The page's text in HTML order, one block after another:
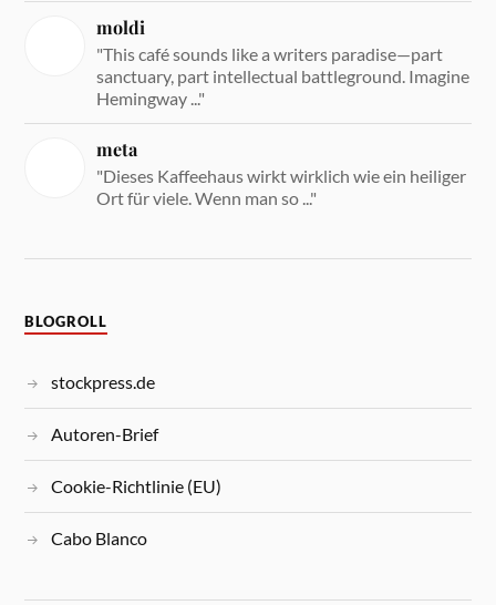
moldi
"This café sounds like a writers paradise—part
sanctuary, part intellectual battleground. Imagine
Hemingway ..."
meta
"Dieses Kaffeehaus wirkt wirklich wie ein heiliger
Ort für viele. Wenn man so ..."
BLOGROLL
stockpress.de
Autoren-Brief
Cookie-Richtlinie (EU)
Cabo Blanco